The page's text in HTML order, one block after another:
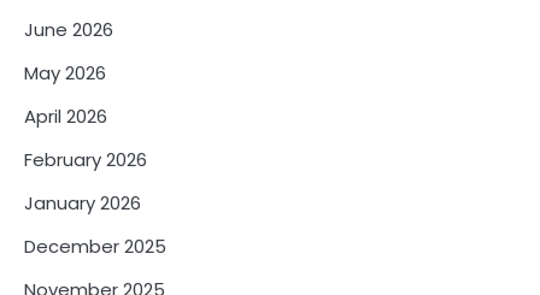
June 2026
May 2026
April 2026
February 2026
January 2026
December 2025
November 2025